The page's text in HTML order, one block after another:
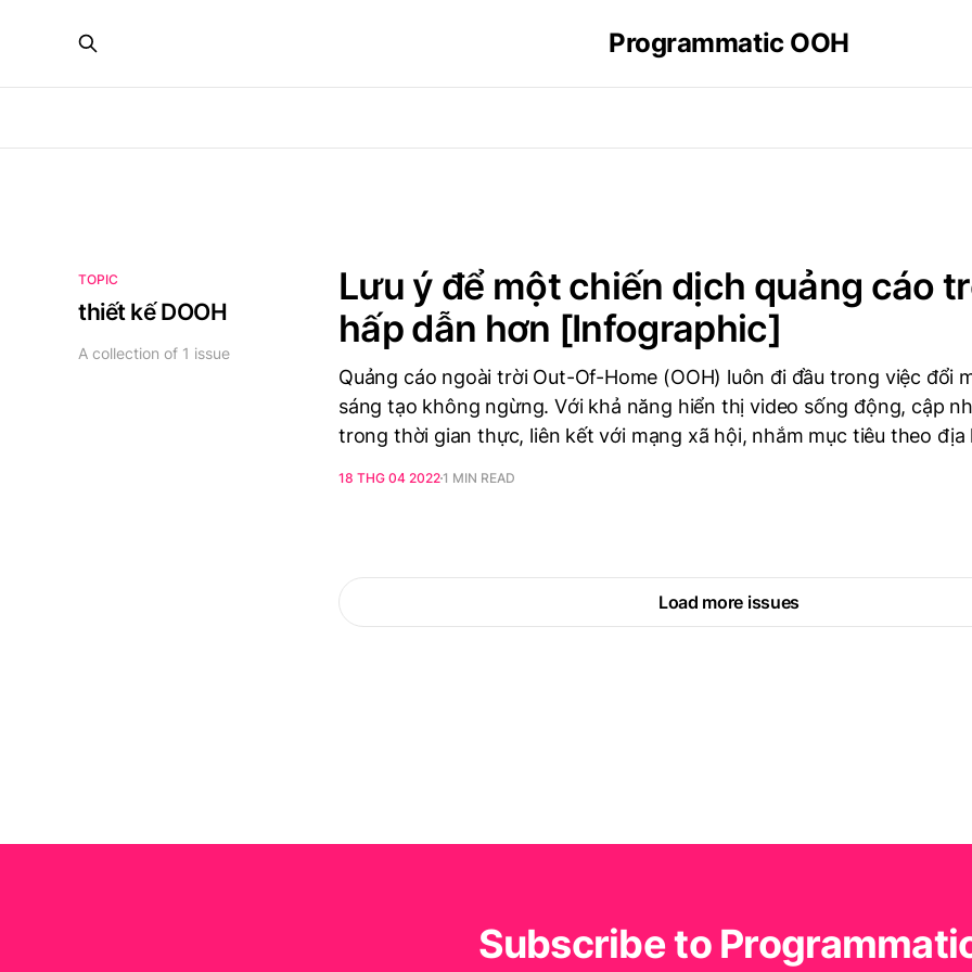
Programmatic OOH
TOPIC
thiết kế DOOH
A collection of 1 issue
Lưu ý để một chiến dịch quảng cáo
hấp dẫn hơn [Infographic]
Quảng cáo ngoài trời Out-Of-Home (OOH) luôn đi đầu trong việc đổi
sáng tạo không ngừng. Với khả năng hiển thị video sống động, cập
trong thời gian thực, liên kết với mạng xã hội, nhắm mục tiêu theo địa
18 THG 04 20221 MIN READ
Load more issues
Subscribe to